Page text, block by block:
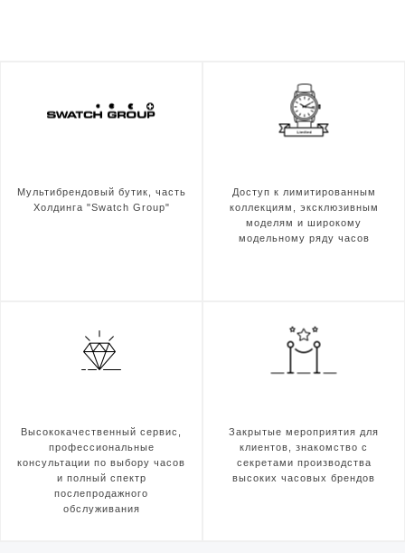
Мультибрендовый бутик, часть
Холдинга "Swatch Group"
Доступ к лимитированным
коллекциям, эксклюзивным
моделям и широкому
модельному ряду часов
Высококачественный сервис,
профессиональные
консультации по выбору часов
и полный спектр
послепродажного
обслуживания
Закрытые мероприятия для
клиентов, знакомство с
секретами производства
высоких часовых брендов